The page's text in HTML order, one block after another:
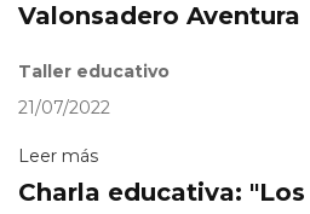
Valonsadero Aventura
Taller educativo
21/07/2022
Leer más
Charla educativa: